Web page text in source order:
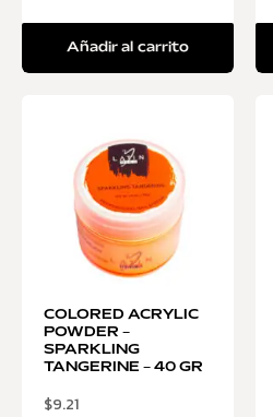
Añadir al carrito
COLORED ACRYLIC
POWDER –
SPARKLING
TANGERINE – 40 GR
$9.21